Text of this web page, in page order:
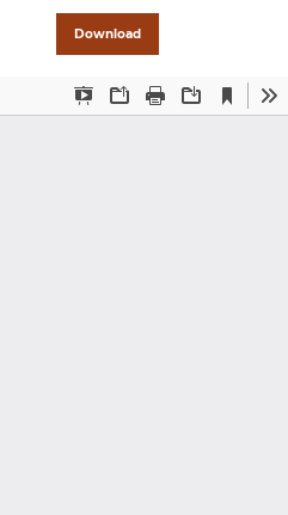
Download